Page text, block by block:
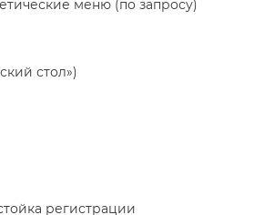
меню (по запросу)
стол»)
регистрации